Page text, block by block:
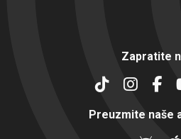
Zapratite
Preuzmite naše